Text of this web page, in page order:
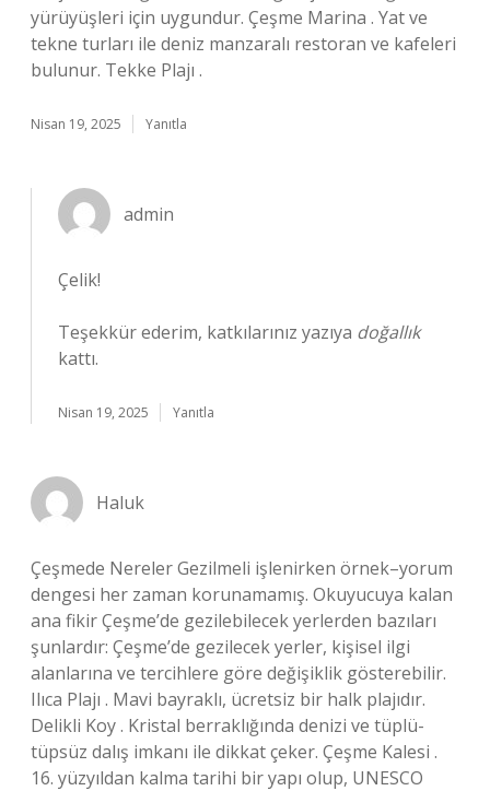
yürüyüşleri için uygundur. Çeşme Marina . Yat ve
tekne turları ile deniz manzaralı restoran ve kafeleri
bulunur. Tekke Plajı .
Nisan 19, 2025 Yanıtla
admin
Çelik!
Teşekkür ederim, katkılarınız yazıya doğallık
kattı.
Nisan 19, 2025 Yanıtla
Haluk
Çeşmede Nereler Gezilmeli işlenirken örnek–yorum
dengesi her zaman korunamamış. Okuyucuya kalan
ana fikir Çeşme’de gezilebilecek yerlerden bazıları
şunlardır: Çeşme’de gezilecek yerler, kişisel ilgi
alanlarına ve tercihlere göre değişiklik gösterebilir.
Ilıca Plajı . Mavi bayraklı, ücretsiz bir halk plajıdır.
Delikli Koy . Kristal berraklığında denizi ve tüplü-
tüpsüz dalış imkanı ile dikkat çeker. Çeşme Kalesi .
16. yüzyıldan kalma tarihi bir yapı olup, UNESCO